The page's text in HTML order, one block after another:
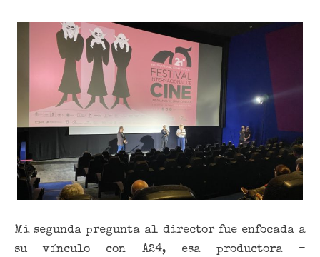
Mi segunda pregunta al director fue enfocada a
su vínculo con A24, esa productora –